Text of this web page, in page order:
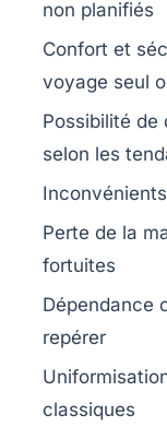
non planifiés
Confort et
voyage seul
Possibilité de
selon les
Inconvénients
Perte de la
fortuites
Dépendance
repérer
classiques